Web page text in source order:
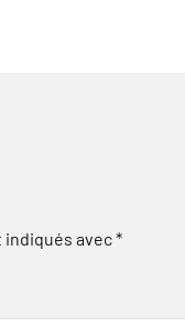
indiqués avec*